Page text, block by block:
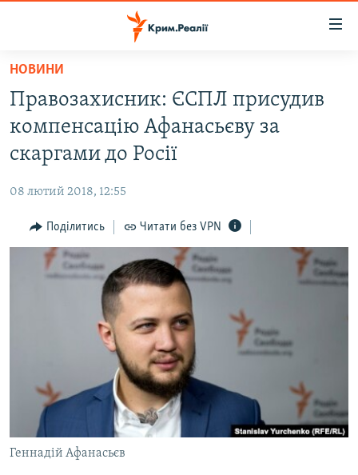
Перейти
основного
матеріалу
до
основної
Перейти
до
пошуку
ВОДА.КРИМ
БЛОГИ
ПОГЛЯД
ІНТЕРВ'Ю
СПЕЦПРОЕКТИ
ВІДЕОУРОКИ «ELIFBE»
СВІДЧЕННЯ ОКУПАЦІЇ
УКРАЇНСЬКА ПРОБЛЕМА КРИМУ
ІНФОГРАФІКА
ЯК ОБІЙТИ БЛОКУВАННЯ
Русский
Qırımtatar
ДОЛУЧАЙСЯ!
НОВИНИ
Правозахисник: ЄСПЛ присудив
компенсацію Афанасьєву за
скаргами до Росії
08 лютий 2018, 12:55
Поділитись Читати без VPN
Геннадій Афанасьєв